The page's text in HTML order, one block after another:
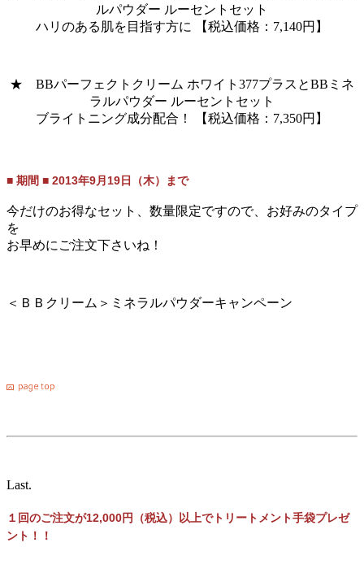
ルパウダー ルーセントセット
ハリのある肌を目指す方に 【税込価格：7,140円】
★ BBパーフェクトクリーム ホワイト377プラスとBBミネ
ラルパウダー ルーセントセット
ブライトニング成分配合！ 【税込価格：7,350円】
■ 期間 ■ 2013年9月19日（木）まで
今だけのお得なセット、数量限定ですので、お好みのタイプ
を
お早めにご注文下さいね！
＜ＢＢクリーム＞ミネラルパウダーキャンペーン
Last.
１回のご注文が12,000円（税込）以上でトリートメント手袋プレゼ
ント！！